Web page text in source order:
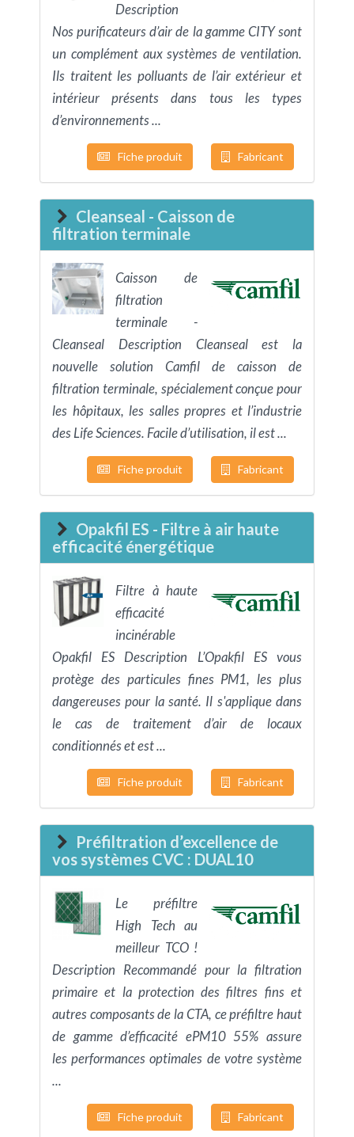
Description
Nos purificateurs d’air de la gamme CITY sont
un complément aux systèmes de ventilation.
Ils traitent les polluants de l’air extérieur et
intérieur présents dans tous les types
d’environnements ...
Fiche produit Fabricant
Cleanseal - Caisson de
filtration terminale
Caisson de
filtration
terminale -
Cleanseal Description Cleanseal est la
nouvelle solution Camfil de caisson de
filtration terminale, spécialement conçue pour
les hôpitaux, les salles propres et l’industrie
des Life Sciences. Facile d’utilisation, il est ...
Fiche produit Fabricant
Opakfil ES - Filtre à air haute
efficacité énergétique
Filtre à haute
efficacité
incinérable
Opakfil ES Description L’Opakfil ES vous
protège des particules fines PM1, les plus
dangereuses pour la santé. Il s'applique dans
le cas de traitement d’air de locaux
conditionnés et est ...
Fiche produit Fabricant
Préfiltration d’excellence de
vos systèmes CVC : DUAL10
Le préfiltre
High Tech au
meilleur TCO !
Description Recommandé pour la filtration
primaire et la protection des filtres fins et
autres composants de la CTA, ce préfiltre haut
de gamme d’efficacité ePM10 55% assure
les performances optimales de votre système
...
Fiche produit Fabricant